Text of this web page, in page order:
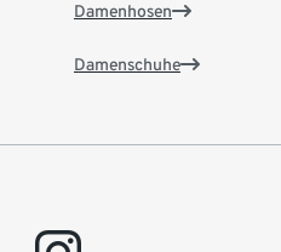
Damenhosen
Damenschuhe